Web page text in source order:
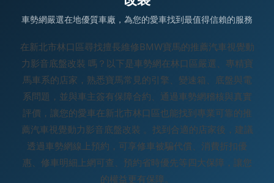
車勢網嚴選在地優質車廠，為您的愛車找到最值得信賴的服務
在新北市林口區尋找擅長維修BMW寶馬的推薦汽車視覺動
力影音底盤改裝 嗎？以下是車勢網在林口區嚴選、專精寶
馬車系的店家，熟悉寶馬常見的引擎、變速箱、底盤與電
系問題，並與車主簽有保障合約、通過車勢網稽核與真實
評價，讓您的愛車在新北市林口區也能找到專業可靠的推
薦汽車視覺動力影音底盤改裝 。找到合適的店家後，建議
透過車勢網線上預約，可享修車被騙代償、消費折扣優
惠、修車明細上網可查、預約省時優先等四大保障，讓您
的權益更有保障。